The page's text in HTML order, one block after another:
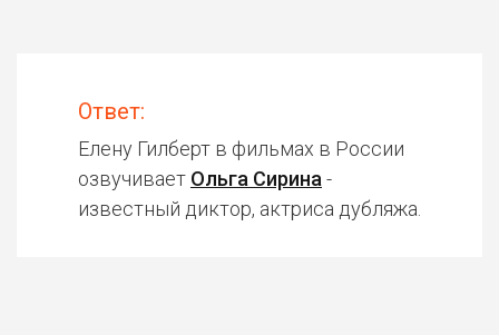
Ответ:
Елену Гилберт в фильмах в России
озвучивает Ольга Сирина -
известный диктор, актриса дубляжа.